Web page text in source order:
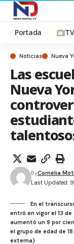
Portada
Noticias Nueva
Las
Nueva
Last Updated: 9
ByCornelia
En el
entró en vigor el 13
aumentó un 9 por
el grupo de edad de
externa)